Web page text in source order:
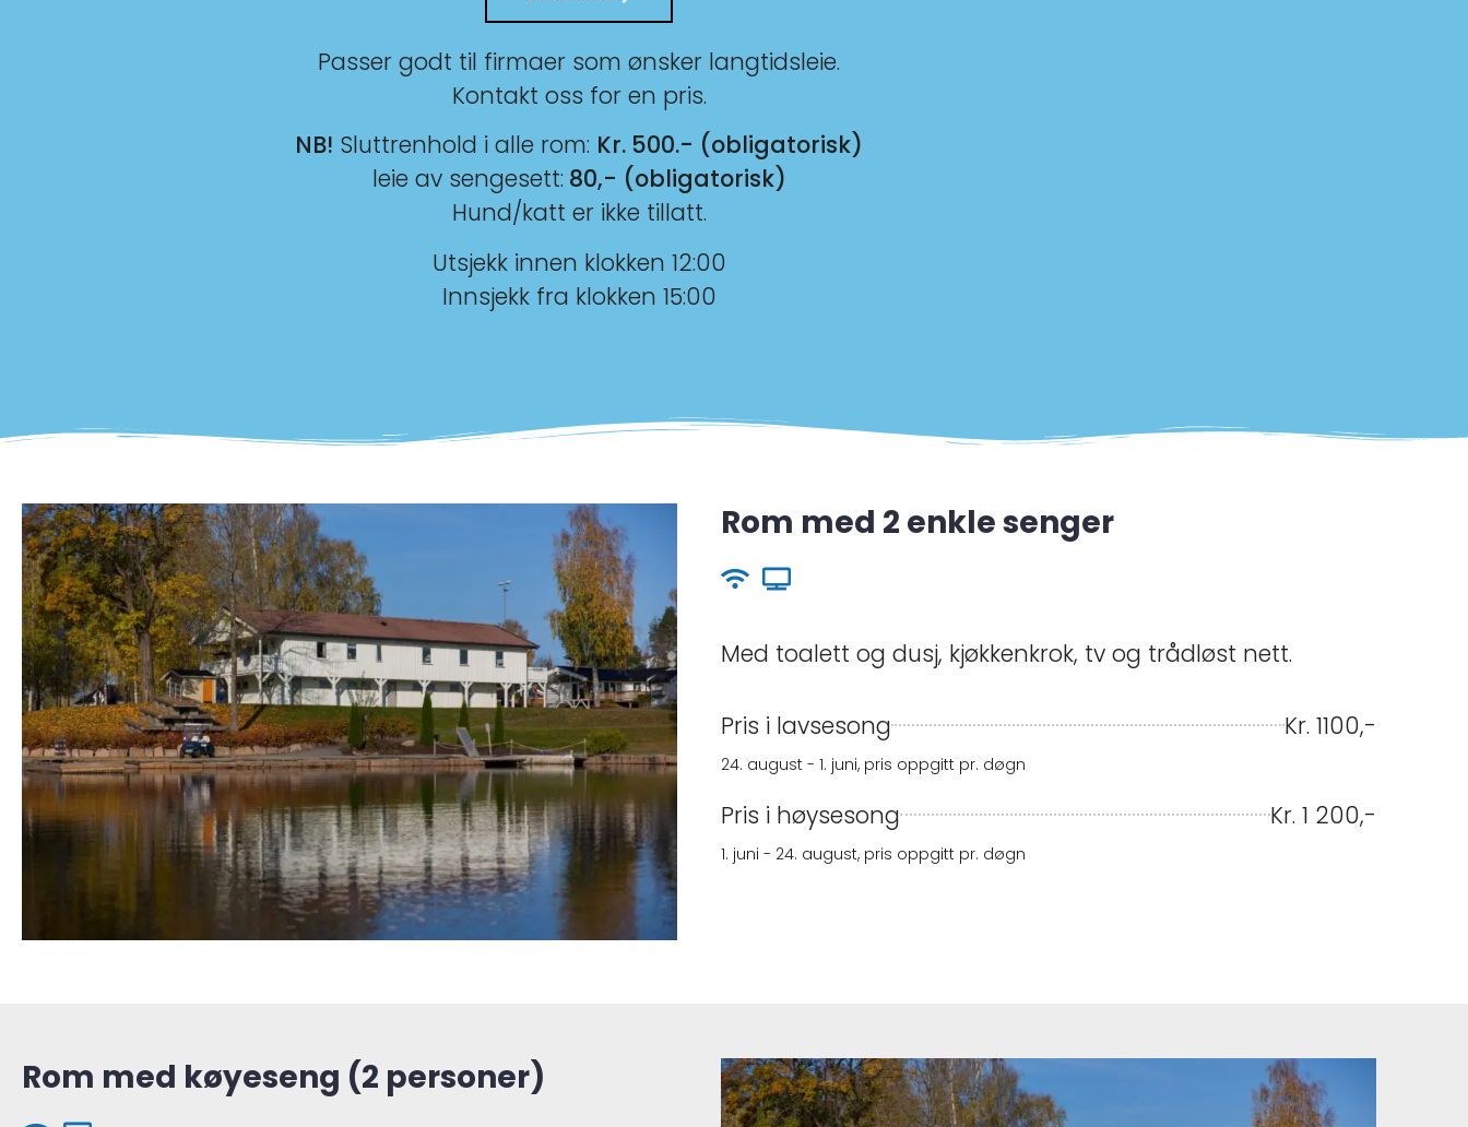
Passer godt til firmaer som ønsker langtidsleie.
Kontakt oss for en pris.
NB! Sluttrenhold i alle rom: Kr. 500.- (obligatorisk)
leie av sengesett: 80,- (obligatorisk)
Hund/katt er ikke tillatt.
Utsjekk innen klokken 12:00
Innsjekk fra klokken 15:00
Rom med 2 enkle senger
Med toalett og dusj, kjøkkenkrok, tv og trådløst nett.
Pris i lavsesong Kr. 1100,-
24. august - 1. juni, pris oppgitt pr. døgn
Pris i høysesong Kr. 1 200,-
1. juni - 24. august, pris oppgitt pr. døgn
Rom med køyeseng (2 personer)